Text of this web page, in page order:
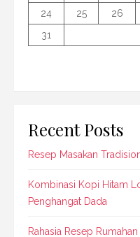
24
25 26
31
Recent Posts
Resep Masakan
Kombinasi Kopi Hitam
Penghangat Dada
Rahasia Resep